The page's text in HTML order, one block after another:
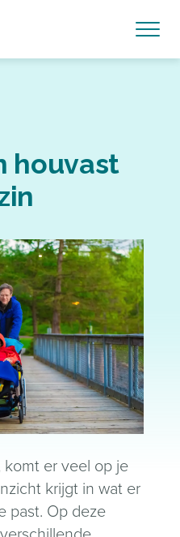
houvast
er veel op je
krijgt in wat er
past. Op deze